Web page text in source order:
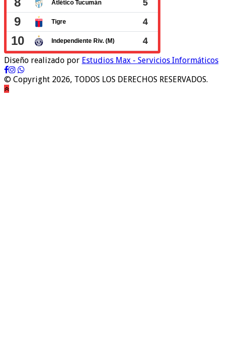
Diseño realizado por Estudios Max - Servicios Informáticos
© Copyright 2026, TODOS LOS DERECHOS RESERVADOS.